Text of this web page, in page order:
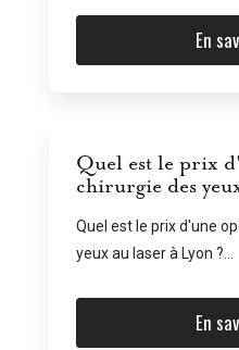
En
Quel est le prix
chirurgie des
Quel est le prix d'une
yeux au laser à Lyon ?...
En